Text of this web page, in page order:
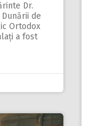
Dr.
de
Ortodox
a fost